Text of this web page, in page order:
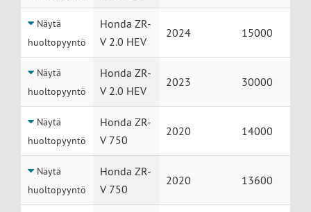
Näytä
huoltopyyntö
Honda ZR-
V 2.0 HEV
2024 15000
Näytä
huoltopyyntö
Honda ZR-
V 2.0 HEV
2023 30000
Näytä
huoltopyyntö
Honda ZR-
V 750
2020 14000
Näytä
huoltopyyntö
Honda ZR-
V 750
2020 13600